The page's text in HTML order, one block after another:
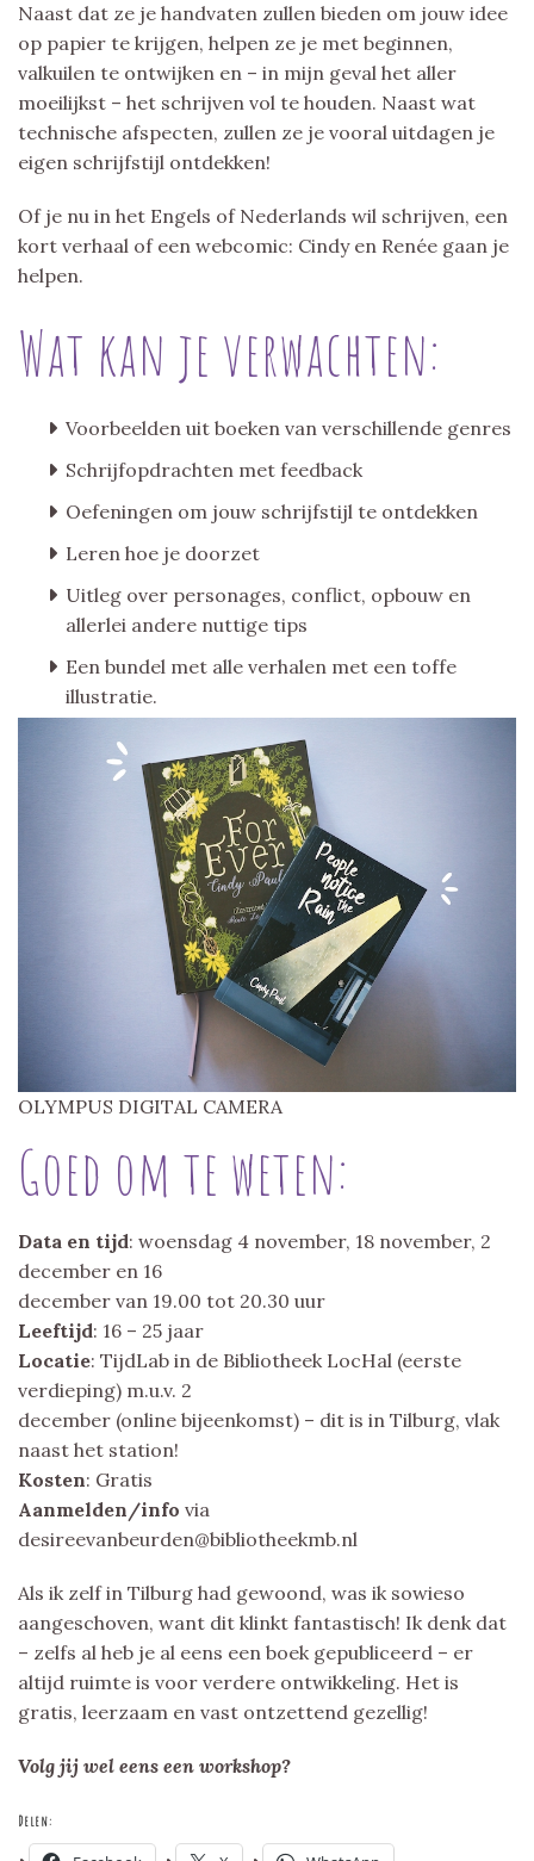
Naast dat ze je handvaten zullen bieden om jouw idee
op papier te krijgen, helpen ze je met beginnen,
valkuilen te ontwijken en – in mijn geval het aller
moeilijkst – het schrijven vol te houden. Naast wat
technische afspecten, zullen ze je vooral uitdagen je
eigen schrijfstijl ontdekken!
Of je nu in het Engels of Nederlands wil schrijven, een
kort verhaal of een webcomic: Cindy en Renée gaan je
helpen.
Wat kan je verwachten:
Voorbeelden uit boeken van verschillende genres
Schrijfopdrachten met feedback
Oefeningen om jouw schrijfstijl te ontdekken
Leren hoe je doorzet
Uitleg over personages, conflict, opbouw en
allerlei andere nuttige tips
Een bundel met alle verhalen met een toffe
illustratie.
OLYMPUS DIGITAL CAMERA
Goed om te weten:
Data en tijd: woensdag 4 november, 18 november, 2
december en 16
december van 19.00 tot 20.30 uur
Leeftijd: 16 – 25 jaar
Locatie: TijdLab in de Bibliotheek LocHal (eerste
verdieping) m.u.v. 2
december (online bijeenkomst) – dit is in Tilburg, vlak
naast het station!
Kosten: Gratis
Aanmelden/info via
desireevanbeurden@bibliotheekmb.nl
Als ik zelf in Tilburg had gewoond, was ik sowieso
aangeschoven, want dit klinkt fantastisch! Ik denk dat
– zelfs al heb je al eens een boek gepubliceerd – er
altijd ruimte is voor verdere ontwikkeling. Het is
gratis, leerzaam en vast ontzettend gezellig!
Volg jij wel eens een workshop?
Delen: